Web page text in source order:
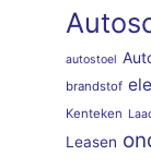
autostoel
brandstof
Kenteken
Leasen